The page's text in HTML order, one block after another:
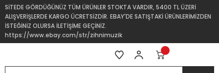
SİTEDE GÖRDÜĞÜNÜZ TÜM ÜRÜNLER STOKTA VARDIR, 5400 TL ÜZERİ
ALIŞVERİŞLERDE KARGO ÜCRETSİZDİR. EBAY'DE SATIŞTAKİ ÜRÜNLERİMİZDEN
İSTEĞİNİZ OLURSA İLETİŞİME GEÇİNİZ.
https://www.ebay.com/str/zihnimuzik